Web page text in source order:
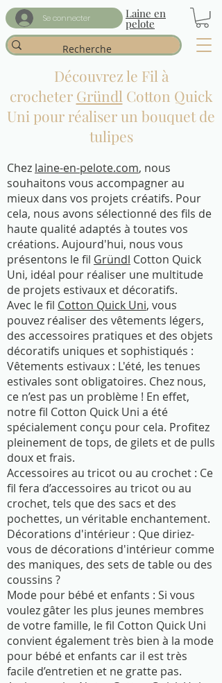
Se connecter Laine en
pelote
Découvrez le Fil à
crocheter Gründl Cotton Quick
Uni pour réaliser un bouquet de
tulipes
Chez laine-en-pelote.com, nous
souhaitons vous accompagner au
mieux dans vos projets créatifs. Pour
cela, nous avons sélectionné des fils de
haute qualité adaptés à toutes vos
créations. Aujourd'hui, nous vous
présentons le fil Gründl Cotton Quick
Uni, idéal pour réaliser une multitude
de projets estivaux et décoratifs.
Avec le fil Cotton Quick Uni, vous
pouvez réaliser des vêtements légers,
des accessoires pratiques et des objets
décoratifs uniques et sophistiqués :
Vêtements estivaux : L'été, les tenues
estivales sont obligatoires. Chez nous,
ce n’est pas un problème ! En effet,
notre fil Cotton Quick Uni a été
spécialement conçu pour cela. Profitez
pleinement de tops, de gilets et de pulls
doux et frais.
Accessoires au tricot ou au crochet : Ce
fil fera d’accessoires au tricot ou au
crochet, tels que des sacs et des
pochettes, un véritable enchantement.
Décorations d'intérieur : Que diriez-
vous de décorations d'intérieur comme
des maniques, des sets de table ou des
coussins ?
Mode pour bébé et enfants : Si vous
voulez gâter les plus jeunes membres
de votre famille, le fil Cotton Quick Uni
convient également très bien à la mode
pour bébé et enfants car il est très
facile d’entretien et ne gratte pas.